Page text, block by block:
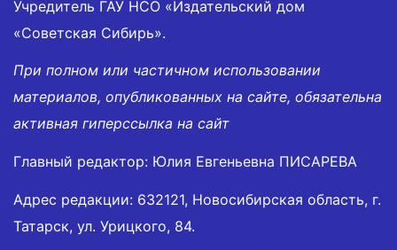
Учредитель ГАУ НСО «Издательский дом
«Советская Сибирь».
При полном или частичном использовании
материалов, опубликованных на сайте, обязательна
активная гиперссылка на сайт
Главный редактор: Юлия Евгеньевна ПИСАРЕВА
Адрес редакции: 632121, Новосибирская область, г.
Татарск, ул. Урицкого, 84.